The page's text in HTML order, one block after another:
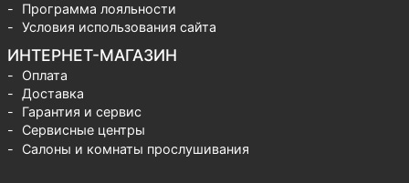
Программа лояльности
Условия использования сайта
ИНТЕРНЕТ-МАГАЗИН
Оплата
Доставка
Гарантия и сервис
Сервисные центры
Салоны и комнаты прослушивания